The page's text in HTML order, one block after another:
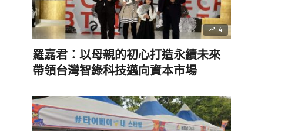
4
羅嘉君：以母親的初心打造永續未來
帶領台灣智綠科技邁向資本市場